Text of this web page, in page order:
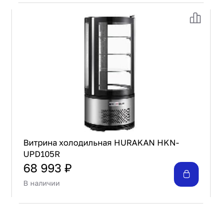
Витрина холодильная HURAKAN HKN-
UPD105R
68 993 ₽
В наличии